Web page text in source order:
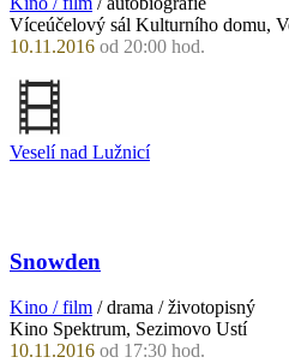
Víceúčelový sál Kulturního domu,
10.11.2016 od 20:00 hod.
Veselí nad Lužnicí
Snowden
Kino / film / drama / životopisný
Kino Spektrum, Sezimovo Ustí
10.11.2016 od 17:30 hod.